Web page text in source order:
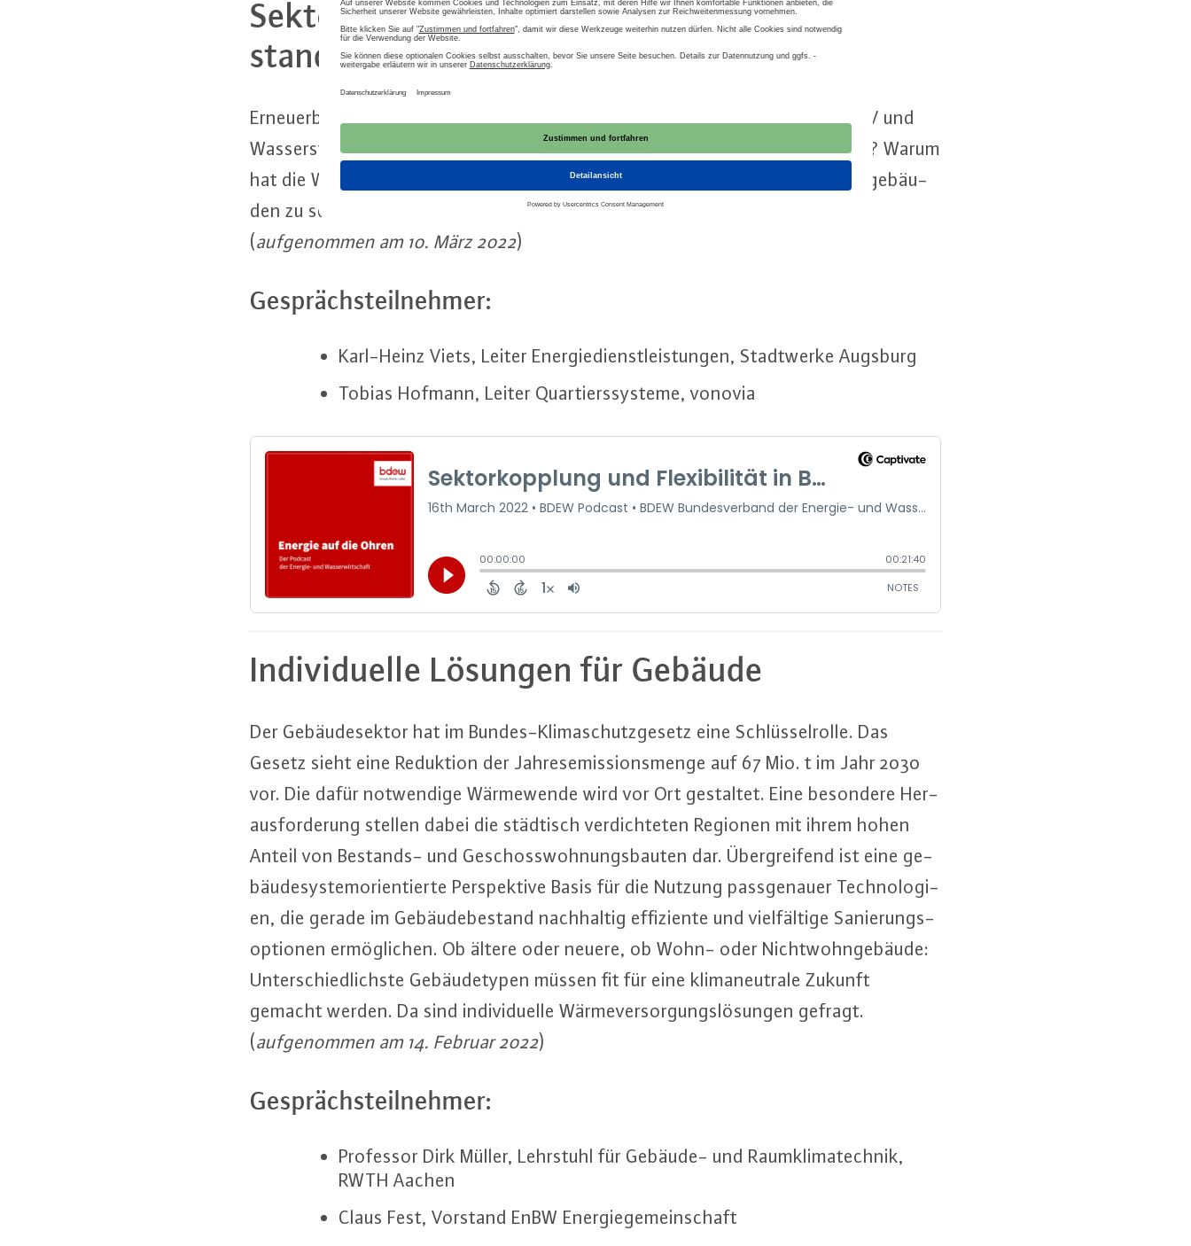
Sek­tor­kopp­lung und Fle­xi­bi­li­tä­ten in Be­
stands­ge­bäu­den
Er­neu­er­ba­re Wärme aus einer klugen In­te­gra­ti­on des Zu­sam­men­spiels von PV und
Was­ser­stoff im Be­stands­ge­bäu­de. Was hat das für Aus­wir­kun­gen auf Mieter? Warum
hat die Woh­nungs­wirt­schaft ein Interesse daran, die Emis­sio­nen von Wohn­ge­bäu­
den zu senken?
(auf­ge­nom­men am 10. März 2022)
Ge­sprächs­teil­neh­mer:
Karl-Heinz Viets, Leiter En­er­gie­dienst­leis­tun­gen, Stadt­wer­ke Augsburg
Tobias Hofmann, Leiter Quar­tiers­sys­te­me, vonovia
In­di­vi­du­el­le Lösungen für Gebäude
Der Ge­bäu­de­sek­tor hat im Bun­des-Kli­ma­schutz­ge­setz eine Schlüs­sel­rol­le. Das
Gesetz sieht eine Reduktion der Jah­res­e­mis­si­ons­men­ge auf 67 Mio. t im Jahr 2030
vor. Die dafür not­wen­di­ge Wär­me­wen­de wird vor Ort gestaltet. Eine besondere Her­
aus­for­de­rung stellen dabei die städtisch ver­dich­te­ten Regionen mit ihrem hohen
Anteil von Bestands- und Ge­schoss­woh­nungs­bau­ten dar. Über­grei­fend ist eine ge­
bäu­de­sys­tem­ori­en­tier­te Per­spek­ti­ve Basis für die Nutzung pass­ge­nau­er Tech­no­lo­gi­
en, die gerade im Ge­bäu­de­be­stand nach­hal­tig ef­fi­zi­en­te und viel­fäl­ti­ge Sa­nie­rungs­
op­tio­nen er­mög­li­chen. Ob ältere oder neuere, ob Wohn- oder Nicht­w­ohn­ge­bäu­de:
Un­ter­schied­lichs­te Ge­bäu­de­ty­pen müssen fit für eine kli­ma­neu­tra­le Zukunft
gemacht werden. Da sind in­di­vi­du­el­le Wär­me­ver­sor­gungs­lö­sun­gen gefragt.
(auf­ge­nom­men am 14. Februar 2022)
Ge­sprächs­teil­neh­mer:
Professor Dirk Müller, Lehrstuhl für Gebäude- und Raum­kli­ma­tech­nik,
RWTH Aachen
Claus Fest, Vorstand EnBW En­er­gie­ge­mein­schaft